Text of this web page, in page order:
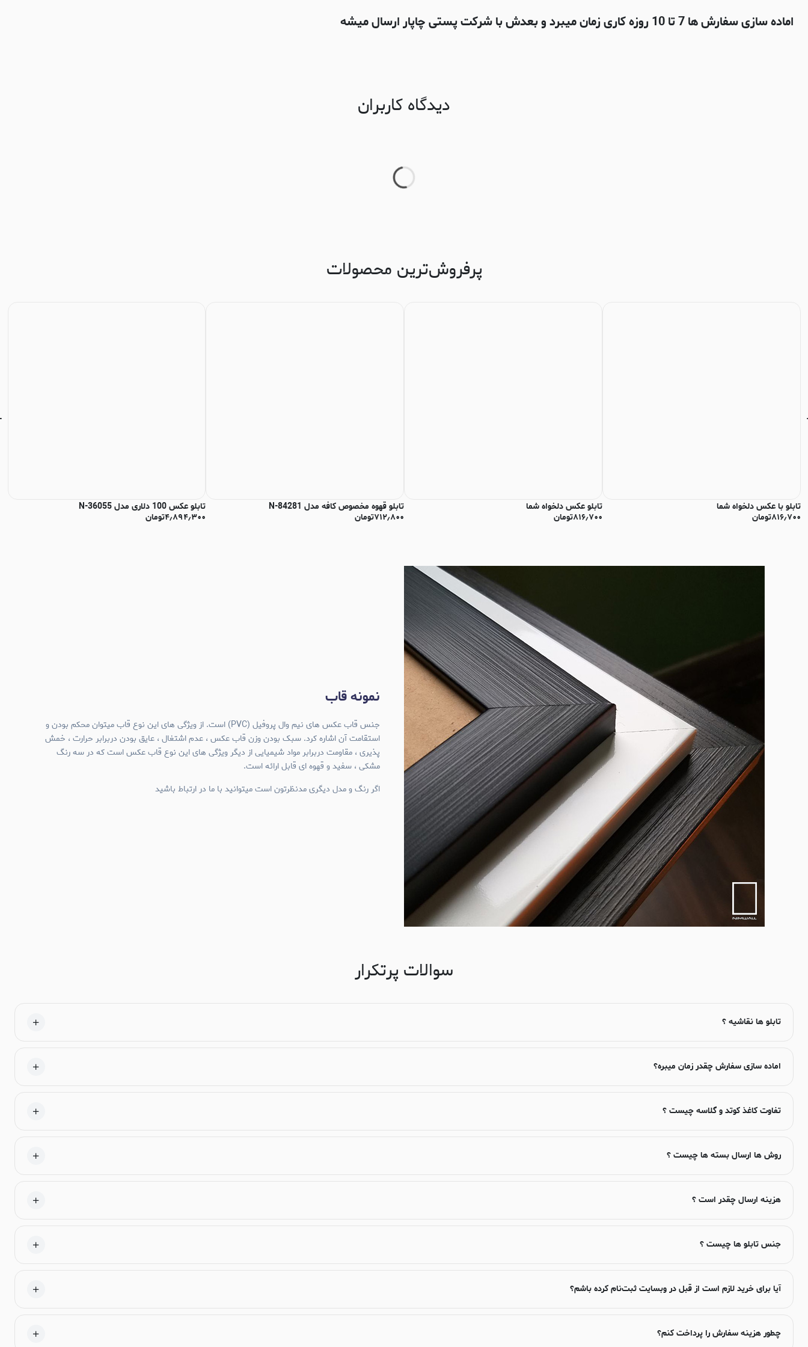
اماده سازی سفارش ها 7 تا 10 روزه کاری زمان میبرد و بعدش با شرکت پستی چاپار ارسال میشه
دیدگاه کاربران
پرفروش‌ترین محصولات
تابلو با عکس دلخواه شما
۸۱۶٫۷۰۰تومان
تابلو عکس دلخواه شما
۸۱۶٫۷۰۰تومان
تابلو قهوه مخصوص کافه مدل N-84281
۷۱۲٫۸۰۰تومان
تابلو عکس 100 دلاری مدل N-36055
۴٫۸۹۴٫۳۰۰تومان
نمونه قاب
جنس قاب عکس های نیم وال پروفیل (PVC) است. از ویژگی های این نوع قاب میتوان محکم بودن و
استقامت آن اشاره کرد. سبک بودن وزن قاب عکس ، عدم اشتغال ، عایق بودن دربرابر حرارت ، خمش
پذیری ، مقاومت دربرابر مواد شیمیایی از دیگر ویژگی های این نوع قاب عکس است که در سه رنگ
مشکی ، سفید و قهوه ای قابل ارائه است.
اگر رنگ و مدل دیگری مدنظرتون است میتوانید با ما در ارتباط باشید
سوالات پرتکرار
تابلو ها نقاشیه ؟
اماده سازی سفارش چقدر زمان میبره؟
تفاوت کاغذ کوتد و گلاسه چیست ؟
روش ها ارسال بسته ها چیست ؟
هزینه ارسال چقدر است ؟
جنس تابلو ها چیست ؟
آیا برای خرید لازم است از قبل در وبسایت ثبت‌نام کرده باشم؟
چطور هزینه سفارش را پرداخت کنم؟